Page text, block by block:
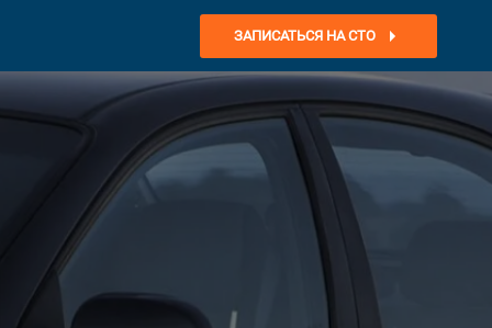
ЗАПИСАТЬСЯ НА СТО